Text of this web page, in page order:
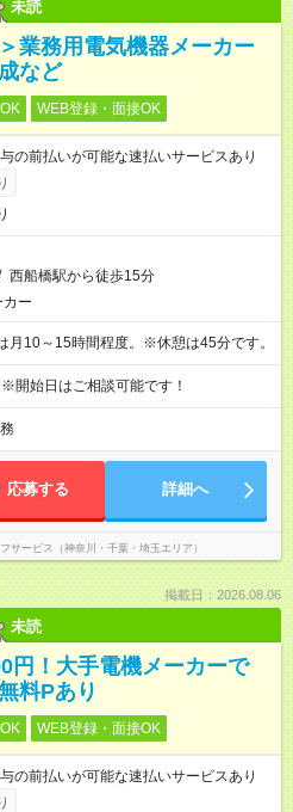
未読
業務用電気機器メーカー
など
WEB登録・面接OK
前払いが可能な速払いサービスあり
西船橋駅から徒歩15分
ー
10～15時間程度。※休憩は45分です。
開始日はご相談可能です！
応募する 詳細へ
サービス（神奈川・千葉・埼玉エリア）
掲載日：2026.08.06
未読
円！大手電機メーカーで
料Pあり
WEB登録・面接OK
前払いが可能な速払いサービスあり